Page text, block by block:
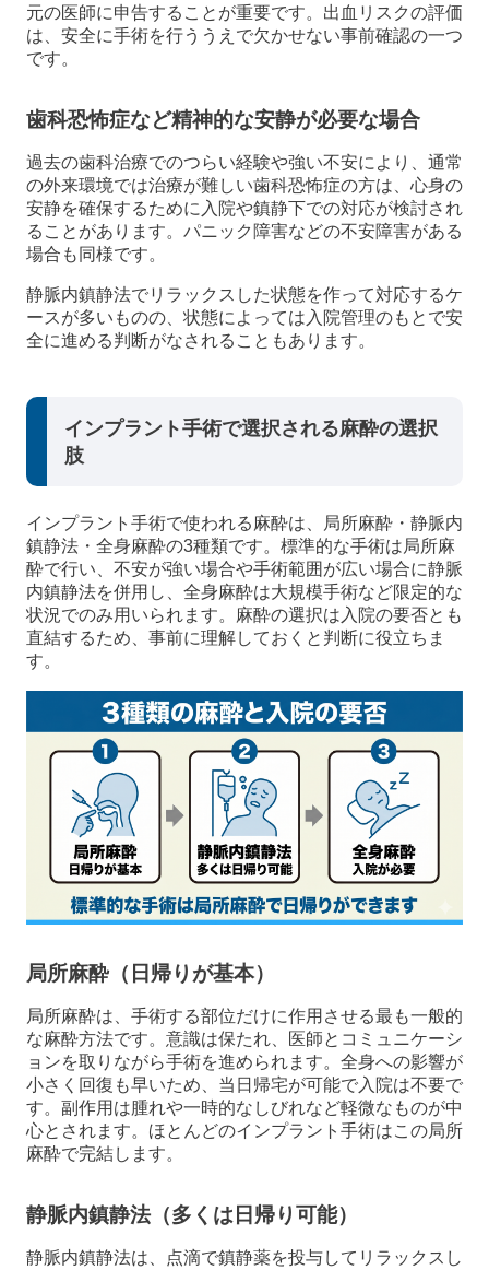
元の医師に申告することが重要です。出血リスクの評価
は、安全に手術を行ううえで欠かせない事前確認の一つ
です。
歯科恐怖症など精神的な安静が必要な場合
過去の歯科治療でのつらい経験や強い不安により、通常
の外来環境では治療が難しい歯科恐怖症の方は、心身の
安静を確保するために入院や鎮静下での対応が検討され
ることがあります。パニック障害などの不安障害がある
場合も同様です。
静脈内鎮静法でリラックスした状態を作って対応するケ
ースが多いものの、状態によっては入院管理のもとで安
全に進める判断がなされることもあります。
インプラント手術で選択される麻酔の選択
肢
インプラント手術で使われる麻酔は、局所麻酔・静脈内
鎮静法・全身麻酔の3種類です。標準的な手術は局所麻
酔で行い、不安が強い場合や手術範囲が広い場合に静脈
内鎮静法を併用し、全身麻酔は大規模手術など限定的な
状況でのみ用いられます。麻酔の選択は入院の要否とも
直結するため、事前に理解しておくと判断に役立ちま
す。
局所麻酔（日帰りが基本）
局所麻酔は、手術する部位だけに作用させる最も一般的
な麻酔方法です。意識は保たれ、医師とコミュニケーシ
ョンを取りながら手術を進められます。全身への影響が
小さく回復も早いため、当日帰宅が可能で入院は不要で
す。副作用は腫れや一時的なしびれなど軽微なものが中
心とされます。ほとんどのインプラント手術はこの局所
麻酔で完結します。
静脈内鎮静法（多くは日帰り可能）
静脈内鎮静法は、点滴で鎮静薬を投与してリラックスし